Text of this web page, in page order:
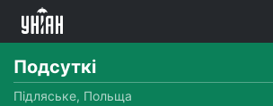
Подсуткі
Підляське, Польща